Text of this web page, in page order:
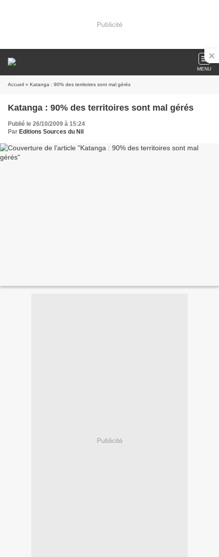
Publicité
MENU
Accueil » Katanga : 90% des territoires sont mal gérés
Katanga : 90% des territoires sont mal gérés
Publié le 26/10/2009 à 15:24
Par Editions Sources du Nil
Publicité